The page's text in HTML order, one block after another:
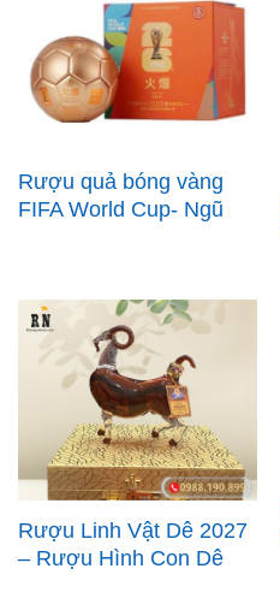
Rượu quả bóng vàng
FIFA World Cup- Ngũ
Rượu Linh Vật Dê 2027
– Rượu Hình Con Dê